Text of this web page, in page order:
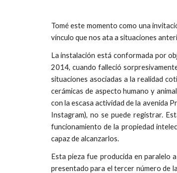
Tomé este momento como una
vínculo que nos ata a situaciones
La instalación está conformada por
2014, cuando falleció
situaciones asociadas a la realidad
cerámicas de aspecto humano y
con la escasa actividad de la avenida
Instagram), no se puede registrar.
funcionamiento de la propiedad
capaz de alcanzarlos.
Esta pieza fue producida en paralelo
presentado para el tercer número de